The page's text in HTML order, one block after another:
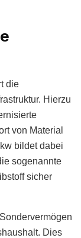
die
Hierzu
von Material
bildet dabei
sogenannte
sicher
Dies